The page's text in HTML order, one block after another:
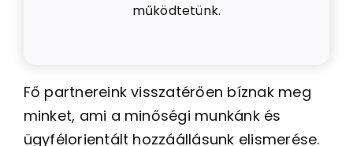
működtetünk.
Fő partnereink visszatérően bíznak meg
minket, ami a minőségi munkánk és
ügyfélorientált hozzáállásunk elismerése.